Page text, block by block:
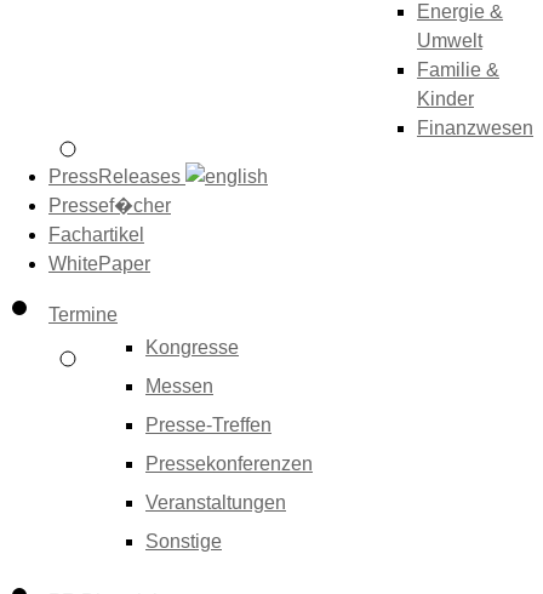
Energie &
Umwelt
Familie &
Kinder
Finanzwesen
PressReleases
Pressef�cher
Fachartikel
WhitePaper
Termine
Kongresse
Messen
Presse-Treffen
Pressekonferenzen
Veranstaltungen
Sonstige